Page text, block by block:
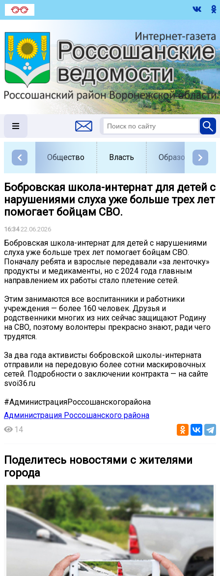
Общество Власть Образование
Бобровская школа-интернат для детей с
нарушениями слуха уже больше трех лет
помогает бойцам СВО.
16:3422.06.2026
Бобровская школа-интернат для детей с нарушениями
слуха уже больше трех лет помогает бойцам СВО.
Поначалу ребята и взрослые передавали «за ленточку»
продукты и медикаменты, но с 2024 года главным
направлением их работы стало плетение сетей.
Этим занимаются все воспитанники и работники
учреждения — более 160 человек. Друзья и
родственники многих из них сейчас защищают Родину
на СВО, поэтому волонтеры прекрасно знают, ради чего
трудятся.
За два года активисты бобровской школы-интерната
отправили на передовую более сотни маскировочных
сетей. Подробности о заключении контракта — на сайте
svoi36.ru
#АдминистрацияРоссошанскогорайона
Администрация Россошанского района
14
Поделитесь новостями с жителями
города